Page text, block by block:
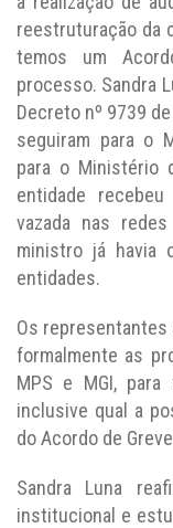
reestruturação da
temos um
processo. Sandra
Decreto nº 9739
seguiram para o
para o Ministério
entidade
vazada nas
ministro já havia
entidades.
Os representantes
formalmente as
MPS e MGI,
inclusive qual a
do Acordo de
Sandra Luna
institucional e